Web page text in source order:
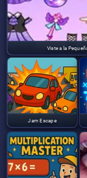
Viste a la
Jam Escape